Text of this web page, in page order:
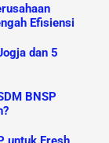
Efisiensi
dan 5
BNSP